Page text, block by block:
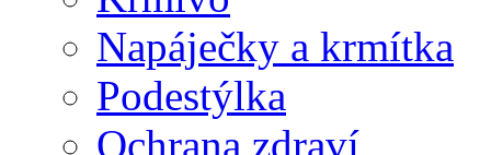
Napáječky a krmítka
Podestýlka
Ochrana zdraví